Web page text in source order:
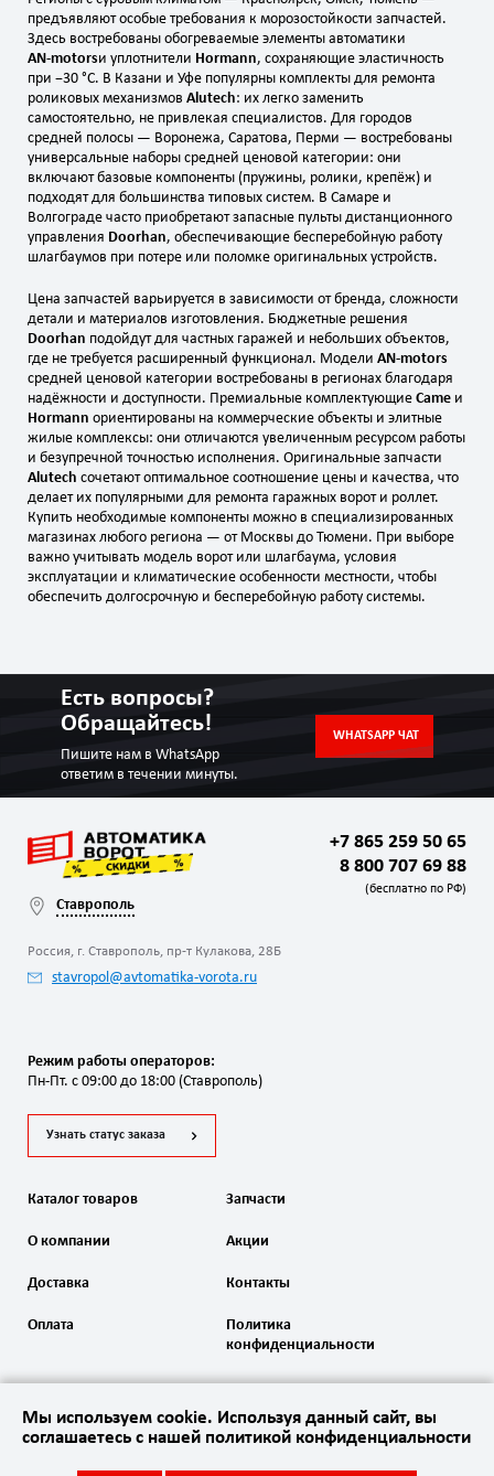
предъявляют особые требования к морозостойкости запчастей.
Здесь востребованы обогреваемые элементы автоматики
AN‑motorsи уплотнители Hormann, сохраняющие эластичность
при −30 °C. В Казани и Уфе популярны комплекты для ремонта
роликовых механизмов Alutech: их легко заменить
самостоятельно, не привлекая специалистов. Для городов
средней полосы — Воронежа, Саратова, Перми — востребованы
универсальные наборы средней ценовой категории: они
включают базовые компоненты (пружины, ролики, крепёж) и
подходят для большинства типовых систем. В Самаре и
Волгограде часто приобретают запасные пульты дистанционного
управления Doorhan, обеспечивающие бесперебойную работу
шлагбаумов при потере или поломке оригинальных устройств.
Цена запчастей варьируется в зависимости от бренда, сложности
детали и материалов изготовления. Бюджетные решения
Doorhan подойдут для частных гаражей и небольших объектов,
где не требуется расширенный функционал. Модели AN‑motors
средней ценовой категории востребованы в регионах благодаря
надёжности и доступности. Премиальные комплектующие Came и
Hormann ориентированы на коммерческие объекты и элитные
жилые комплексы: они отличаются увеличенным ресурсом работы
и безупречной точностью исполнения. Оригинальные запчасти
Alutech сочетают оптимальное соотношение цены и качества, что
делает их популярными для ремонта гаражных ворот и роллет.
Купить необходимые компоненты можно в специализированных
магазинах любого региона — от Москвы до Тюмени. При выборе
важно учитывать модель ворот или шлагбаума, условия
эксплуатации и климатические особенности местности, чтобы
обеспечить долгосрочную и бесперебойную работу системы.
Есть вопросы?
Обращайтесь!
Пишите нам в WhatsApp
ответим в течении минуты.
WHATSAPP ЧАТ
Ставрополь
Россия, г. Ставрополь, пр-т Кулакова, 28Б
stavropol@avtomatika-vorota.ru
+7 865 259 50 65
8 800 707 69 88
(бесплатно по РФ)
Режим работы операторов:
Пн-Пт. с 09:00 до 18:00 (Ставрополь)
Узнать статус заказа
Каталог товаров Запчасти
О компании
Доставка
Оплата
Акции
Контакты
Политика
конфиденциальности
Мы используем cookie. Используя данный сайт, вы
соглашаетесь с нашей политикой конфиденциальности